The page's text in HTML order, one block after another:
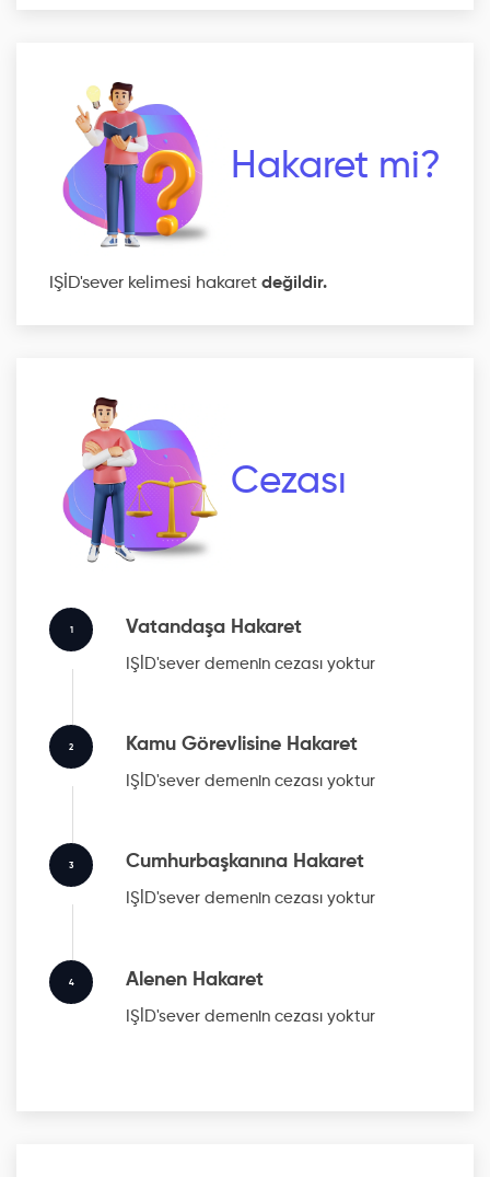
Hakaret mi?
IŞİD'sever kelimesi hakaret değildir.
Cezası
1 Vatandaşa Hakaret
IŞİD'sever demenin cezası yoktur
2 Kamu Görevlisine Hakaret
IŞİD'sever demenin cezası yoktur
3 Cumhurbaşkanına Hakaret
IŞİD'sever demenin cezası yoktur
4 Alenen Hakaret
IŞİD'sever demenin cezası yoktur